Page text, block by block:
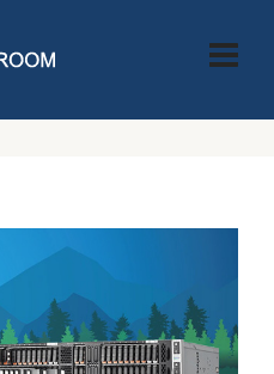
UNAPRJEĐUJE ALL-
SERVERA I UVODI NAJNOVIJE